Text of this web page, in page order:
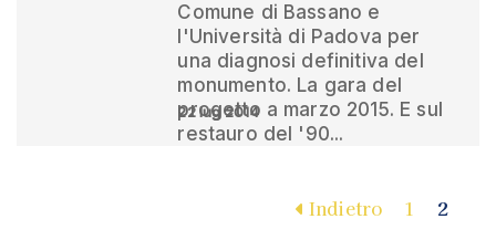
Comune di Bassano e
l'Università di Padova per
una diagnosi definitiva del
monumento. La gara del
progetto a marzo 2015. E sul
restauro del '90...
22 lug 2014
Indietro 1 2